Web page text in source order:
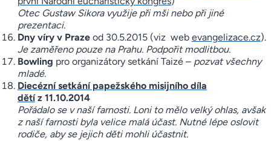
Otec Gustaw Sikora využije při mši nebo při jiné
prezentaci.
Dny víry v Prazeod 30.5.2015 (viz web evangelizace.cz).
Je zaměřeno pouze na Prahu. Podpořit modlitbou.
Bowling pro organizátory setkání Taizé – pozvat všechny
mladé.
Diecézní setkání papežského misijního díla
dětíz 11.10.2014
Pořádalo se v naší farnosti. Loni to mělo velký ohlas, avšak
z naší farnosti byla velice malá účast. Nutné lépe oslovit
rodiče, aby se jejich děti mohli účastnit.